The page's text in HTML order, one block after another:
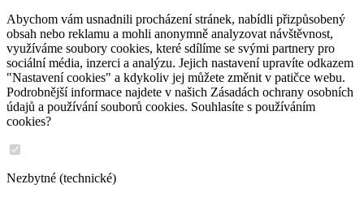
Abychom vám usnadnili procházení stránek, nabídli přizpůsobený
obsah nebo reklamu a mohli anonymně analyzovat návštěvnost,
využíváme soubory cookies, které sdílíme se svými partnery pro
sociální média, inzerci a analýzu. Jejich nastavení upravíte odkazem
"Nastavení cookies" a kdykoliv jej můžete změnit v patičce webu.
Podrobnější informace najdete v našich Zásadách ochrany osobních
údajů a používání souborů cookies. Souhlasíte s používáním
cookies?
Nezbytné (technické)